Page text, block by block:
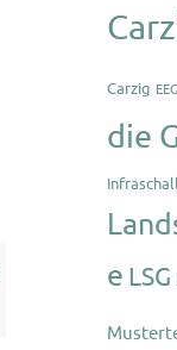
Carzig EEG
die
Infraschall
e LSG